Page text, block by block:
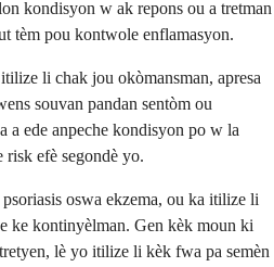
kondisyon w ak repons ou a tretman
tèm pou kontwole enflamasyon.
li chak jou okòmansman, apresa
souvan pandan sentòm ou
a ede anpeche kondisyon po w la
risk efè segondè yo.
oswa ekzema, ou ka itilize li
ke kontinyèlman. Gen kèk moun ki
lè yo itilize li kèk fwa pa semèn